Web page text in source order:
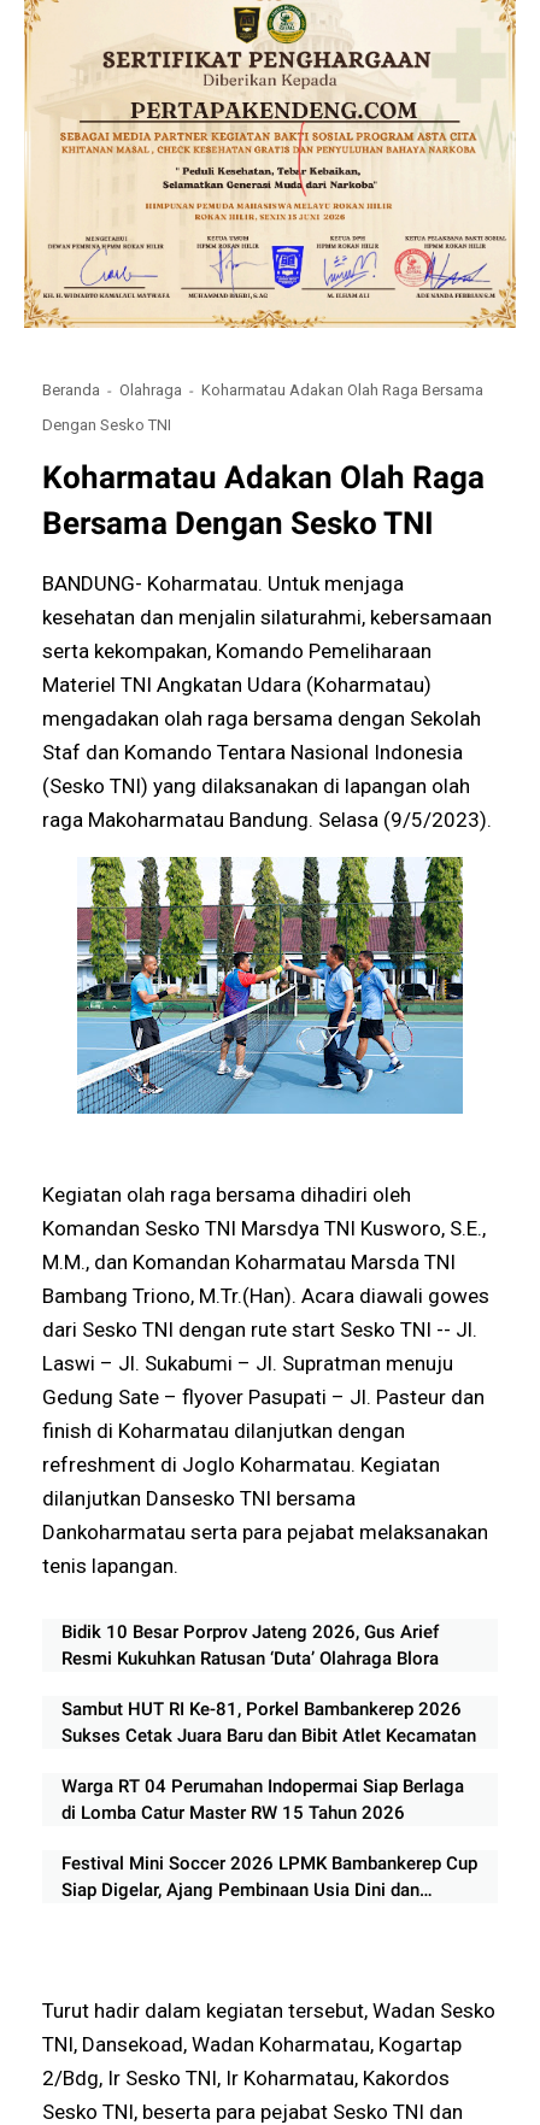
Beranda Olahraga
Koharmatau Adakan Olah Raga Bersama
Dengan Sesko TNI
Koharmatau Adakan Olah Raga
Bersama Dengan Sesko TNI
BANDUNG- Koharmatau. Untuk menjaga
kesehatan dan menjalin silaturahmi, kebersamaan
serta kekompakan, Komando Pemeliharaan
Materiel TNI Angkatan Udara (Koharmatau)
mengadakan olah raga bersama dengan Sekolah
Staf dan Komando Tentara Nasional Indonesia
(Sesko TNI) yang dilaksanakan di lapangan olah
raga Makoharmatau Bandung. Selasa (9/5/2023).
Kegiatan olah raga bersama dihadiri oleh
Komandan Sesko TNI Marsdya TNI Kusworo, S.E.,
M.M., dan Komandan Koharmatau Marsda TNI
Bambang Triono, M.Tr.(Han). Acara diawali gowes
dari Sesko TNI dengan rute start Sesko TNI -- Jl.
Laswi – Jl. Sukabumi – Jl. Supratman menuju
Gedung Sate – flyover Pasupati – Jl. Pasteur dan
finish di Koharmatau dilanjutkan dengan
refreshment di Joglo Koharmatau. Kegiatan
dilanjutkan Dansesko TNI bersama
Dankoharmatau serta para pejabat melaksanakan
tenis lapangan.
Bidik 10 Besar Porprov Jateng 2026, Gus Arief
Resmi Kukuhkan Ratusan ‘Duta’ Olahraga Blora
Sambut HUT RI Ke-81, Porkel Bambankerep 2026
Sukses Cetak Juara Baru dan Bibit Atlet Kecamatan
Warga RT 04 Perumahan Indopermai Siap Berlaga
di Lomba Catur Master RW 15 Tahun 2026
Festival Mini Soccer 2026 LPMK Bambankerep Cup
Siap Digelar, Ajang Pembinaan Usia Dini dan
Turut hadir dalam kegiatan tersebut, Wadan Sesko
TNI, Dansekoad, Wadan Koharmatau, Kogartap
2/Bdg, Ir Sesko TNI, Ir Koharmatau, Kakordos
Sesko TNI, beserta para pejabat Sesko TNI dan